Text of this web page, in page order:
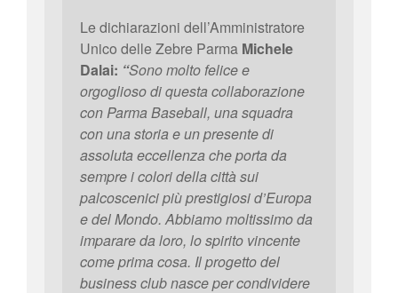
Le dichiarazioni dell’Amministratore
Unico delle Zebre Parma Michele
Dalai: “Sono molto felice e
orgoglioso di questa collaborazione
con Parma Baseball, una squadra
con una storia e un presente di
assoluta eccellenza che porta da
sempre i colori della città sui
palcoscenici più prestigiosi d’Europa
e del Mondo. Abbiamo moltissimo da
imparare da loro, lo spirito vincente
come prima cosa. Il progetto del
business club nasce per condividere